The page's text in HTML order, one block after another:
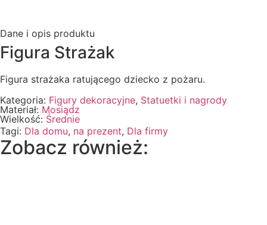
Dane i opis produktu
Figura Strażak
Figura strażaka ratującego dziecko z pożaru.
Kategoria: Figury dekoracyjne, Statuetki i nagrody
Materiał: Mosiądz
Wielkość: Średnie
Tagi: Dla domu, na prezent, Dla firmy
Zobacz również: